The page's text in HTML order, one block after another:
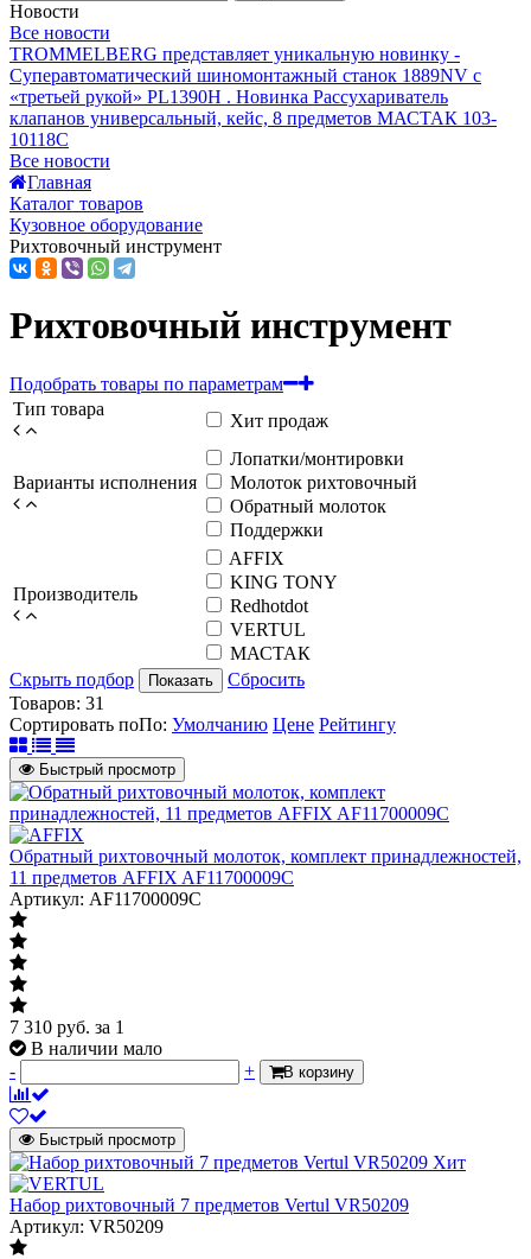
Новости
Все новости
TROMMELBERG представляет уникальную новинку -
Суперавтоматический шиномонтажный станок 1889NV с
«третьей рукой» PL1390H . Новинка Рассухариватель
клапанов универсальный, кейс, 8 предметов МАСТАК 103-
10118C
Все новости
Главная
Каталог товаров
Кузовное оборудование
Рихтовочный инструмент
Рихтовочный инструмент
Подобрать товары по параметрам
Тип товара
Хит продаж
Варианты исполнения
Лопатки/монтировки
Молоток рихтовочный
Обратный молоток
Поддержки
Производитель
AFFIX
KING TONY
Redhotdot
VERTUL
МАСТАК
Скрыть подбор
Показать
Сбросить
Товаров: 31
Сортировать поПо: Умолчанию Цене Рейтингу
Быстрый просмотр
Обратный рихтовочный молоток, комплект принадлежностей,
11 предметов AFFIX AF11700009C
Артикул: AF11700009C
7 310 руб. за 1
В наличии мало
-
+ В корзину
Быстрый просмотр
Хит
Набор рихтовочный 7 предметов Vertul VR50209
Артикул: VR50209